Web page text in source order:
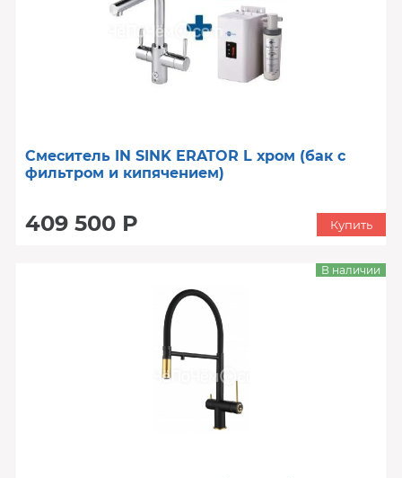
Смеситель IN SINK ERATOR L хром (бак с
фильтром и кипячением)
409 500 Р Купить
В наличии